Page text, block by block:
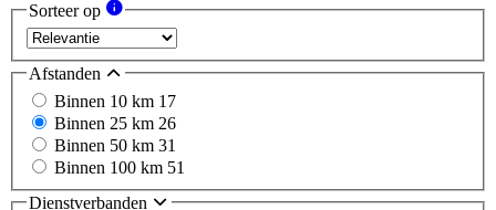
Sorteer op
Afstanden
Binnen 10 km 17
Binnen 25 km 26
Binnen 50 km 31
Binnen 100 km 51
Dienstverbanden